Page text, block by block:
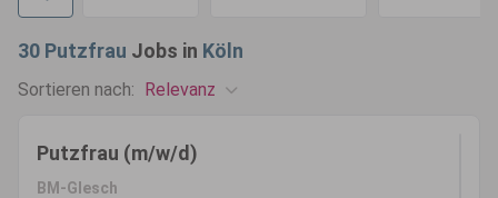
30 Putzfrau Jobs in Köln
Sortieren nach: Relevanz
Putzfrau (m/w/d)
BM-Glesch